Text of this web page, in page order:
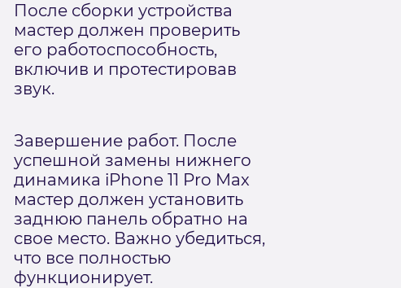
После сборки устройства
мастер должен проверить
его работоспособность,
включив и протестировав
звук.
Завершение работ. После
успешной замены нижнего
динамика iPhone 11 Pro Max
мастер должен установить
заднюю панель обратно на
свое место. Важно убедиться,
что все полностью
функционирует.